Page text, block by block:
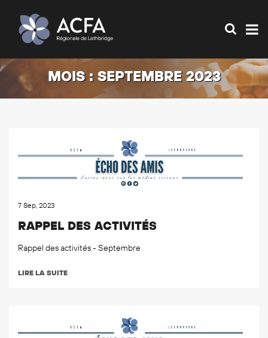
MOIS : SEPTEMBRE 2023
7 Sep, 2023
RAPPEL DES ACTIVITÉS
Rappel des activités - Septembre
LIRE LA SUITE